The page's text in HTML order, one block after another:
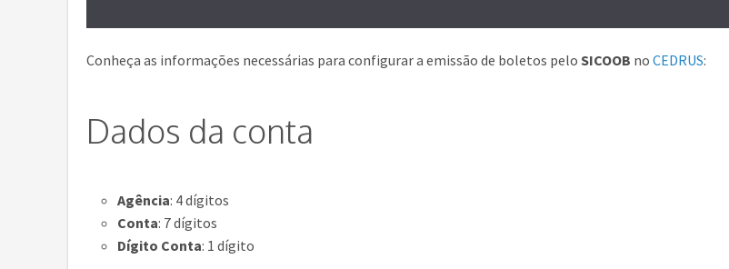
Conheça as informações necessárias para configurar a emissão de boletos pelo SICOOB no CEDRUS:
Dados da conta
Agência: 4 dígitos
Conta: 7 dígitos
Dígito Conta: 1 dígito